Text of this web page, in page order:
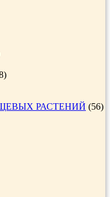
РАСТЕНИЙ (56)